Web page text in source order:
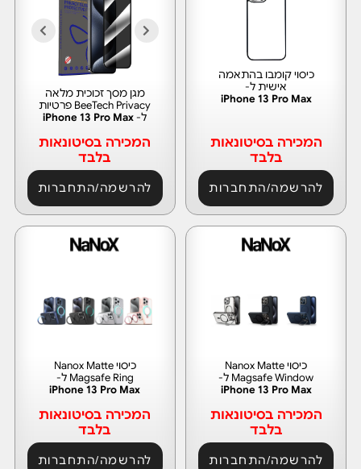
כיסוי קומבו בהתאמה
אישית ל-
iPhone 13 Pro Max
המכירה בסיטונאות
בלבד
להרשמה/התחברות
מגן מסך זכוכית מלאה
BeeTech Privacy פרטיות
ל-iPhone 13 Pro Max
המכירה בסיטונאות
בלבד
להרשמה/התחברות
כיסוי Nanox Matte
Magsafe Window ל-
iPhone 13 Pro Max
המכירה בסיטונאות
בלבד
להרשמה/התחברות
כיסוי Nanox Matte
Magsafe Ring ל-
iPhone 13 Pro Max
המכירה בסיטונאות
בלבד
להרשמה/התחברות